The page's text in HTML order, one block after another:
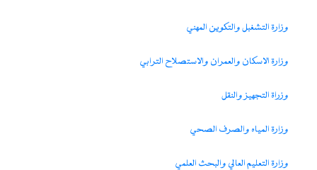
وزارة التشغبل والتكوين المهني
وزارة الاسكان والعمران والاستصلاح الترابي
وزراة التجهيز والنقل
وزارة المياه والصرف الصحي
وزارة التعليم العالي والبحث العلمي